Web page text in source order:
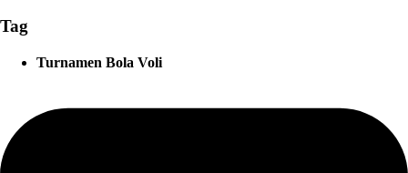
Tag
Turnamen Bola Voli